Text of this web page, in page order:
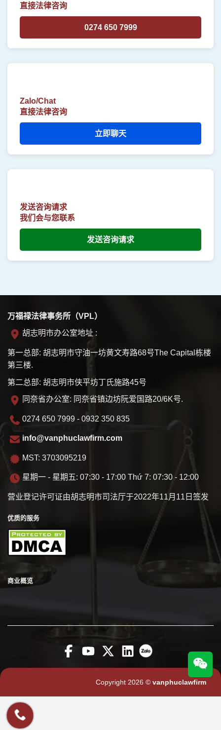
直接法律咨询
0274 650 7999
Zalo/Chat
直接法律咨询
立即聊天
发送咨询请求
我们会与您联系
发送咨询请求
万福禄法律事务所（VPL）
胡志明市办公室地址 :
第一总部: 胡志明市守油一坊黄文寿路68号The Capital栋楼
第三楼.
第二总部: 胡志明市侠平坊丁氏施路45号
同奈省办公室: 同奈省镇边坊阮爱国路20/6K号.
0274 650 7999 - 0932 350 835
info@vanphuclawfirm.com
MST: 3703095219
星期一 - 星期五: 07:30 - 17:00 Thứ 7: 07:30 - 12:00
营业登记许可证由胡志明市司法厅于2022年11月11日签发
优质的服务
商业概览
Copyright 2026 © vanphuclawfirm